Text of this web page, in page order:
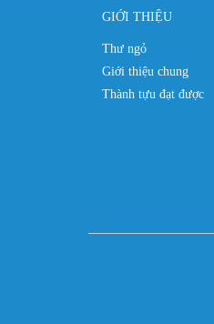
GIỚI THIỆU
Thư ngỏ
Giới thiệu chung
Thành tựu đạt được